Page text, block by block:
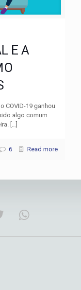
E A
COVID-19 ganhou
algo comum
[…]
6 Read more